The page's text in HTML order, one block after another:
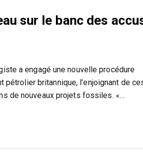
sur le banc des
a engagé une nouvelle procédure
pétrolier britannique, l’enjoignant de
de nouveaux projets fossiles. «…